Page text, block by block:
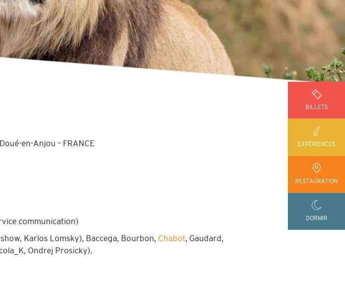
BILLETS
EXPÉRIENCES
RESTAURATION
DORMIR
en-Anjou – FRANCE
communication)
Karlos Lomsky), Baccega, Bourbon, Chabot, Gaudard,
Ondrej Prosicky).